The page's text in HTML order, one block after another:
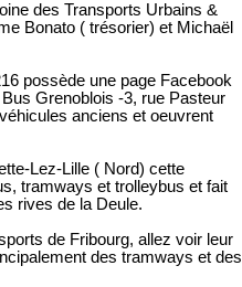
des Transports Urbains &
Bonato ( trésorier) et Michaël
possède une page Facebook
Grenoblois -3, rue Pasteur
anciens et oeuvrent
Lez-Lille ( Nord) cette
tramways et trolleybus et fait
rives de la Deule.
de Fribourg, allez voir leur
des tramways et des